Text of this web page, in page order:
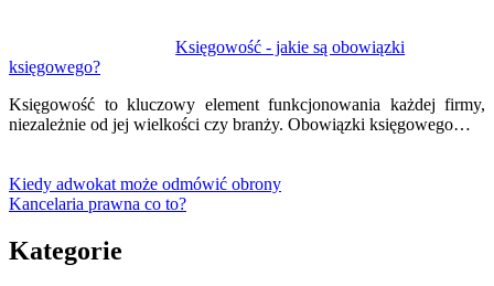
Księgowość - jakie są obowiązki
księgowego?
Księgowość to kluczowy element funkcjonowania każdej firmy,
niezależnie od jej wielkości czy branży. Obowiązki księgowego…
Kiedy adwokat może odmówić obrony
Kancelaria prawna co to?
Kategorie